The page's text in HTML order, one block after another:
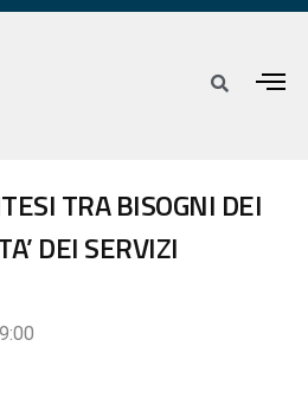
TRA BISOGNI DEI
DEI SERVIZI